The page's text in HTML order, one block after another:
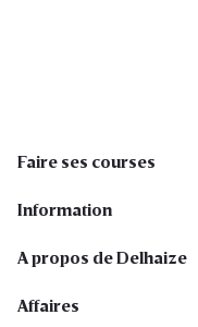
Faire ses courses
Information
A propos de Delhaize
Affaires